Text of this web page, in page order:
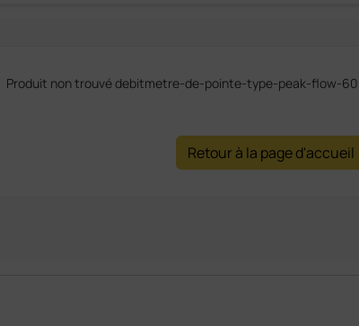
Produit non trouvé debitmetre-de-pointe-type-peak-flow-
Retour à la page d'accueil